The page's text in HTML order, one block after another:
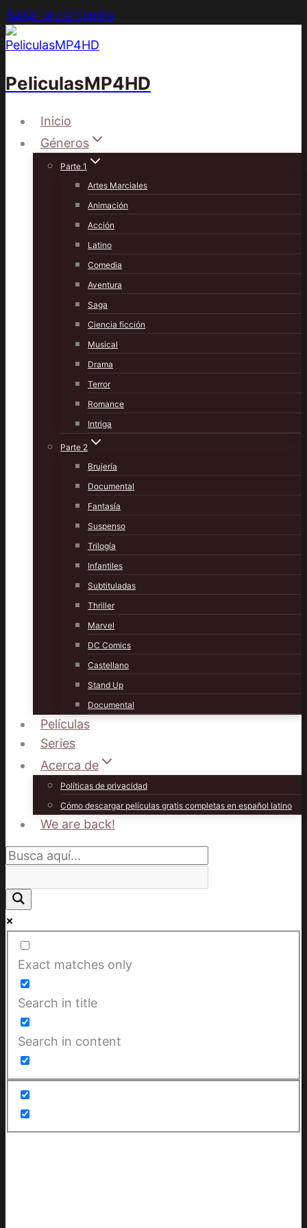
Saltar al contenido
PeliculasMP4HD
Inicio
Géneros
Parte 1
Artes Marciales
Animación
Acción
Latino
Comedia
Aventura
Saga
Ciencia ficción
Musical
Drama
Terror
Romance
Intriga
Parte 2
Brujería
Documental
Fantasía
Suspenso
Trilogía
Infantiles
Subtituladas
Thriller
Marvel
DC Comics
Castellano
Stand Up
Documental
Películas
Series
Acerca de
Políticas de privacidad
Cómo descargar películas gratis completas en español latino
We are back!
Exact matches only
Search in title
Search in content